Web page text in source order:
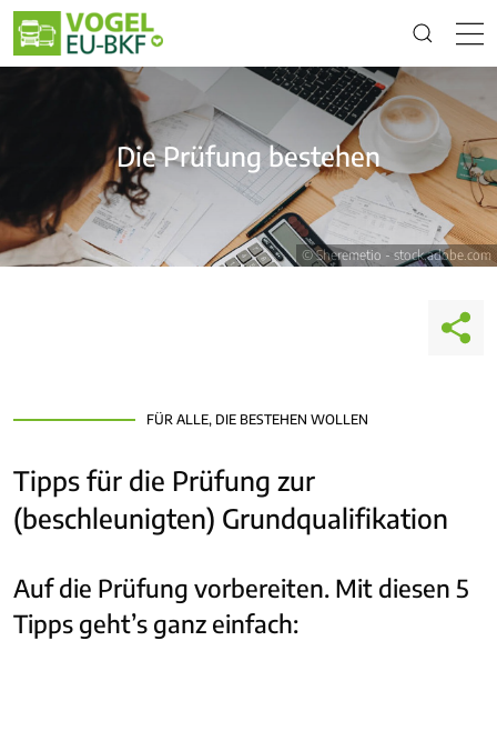
Die Prüfung bestehen
© Sheremetio - stock.adobe.com
FÜR ALLE, DIE BESTEHEN WOLLEN
Tipps für die Prüfung zur
(beschleunigten) Grundqualifikation
Auf die Prüfung vorbereiten. Mit diesen 5
Tipps geht’s ganz einfach: